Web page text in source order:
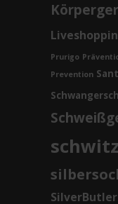
Prurigo
Prevention
SilverButler